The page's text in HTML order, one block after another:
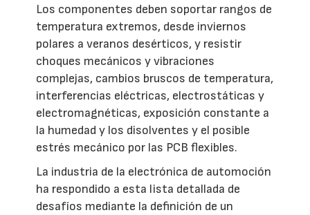
Los componentes deben soportar rangos de
temperatura extremos, desde inviernos
polares a veranos desérticos, y resistir
choques mecánicos y vibraciones
complejas, cambios bruscos de temperatura,
interferencias eléctricas, electrostáticas y
electromagnéticas, exposición constante a
la humedad y los disolventes y el posible
estrés mecánico por las PCB flexibles.
La industria de la electrónica de automoción
ha respondido a esta lista detallada de
desafíos mediante la definición de un